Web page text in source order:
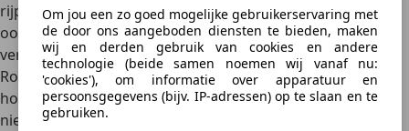
Om jou een zo goed mogelijke gebruikerservaring met
de door ons aangeboden diensten te bieden, maken
wij en derden gebruik van cookies en andere
technologie (beide samen noemen wij vanaf nu:
'cookies'), om informatie over apparatuur en
persoonsgegevens (bijv. IP-adressen) op te slaan en te
gebruiken.
rijplezier zoekt, vindt hier weinig spektakel. Maar dat is
ook niet de bedoeling. De MG4 Urban wil ontspannen
vervoer bieden, geen bochtenfeest.
Rolgeluiden zijn wel duidelijk aanwezig. MG heeft
hoorbaar bespaard op geluidsisolatie. Storend wordt het
niet snel, maar op grover asfalt merk je dat dit geen